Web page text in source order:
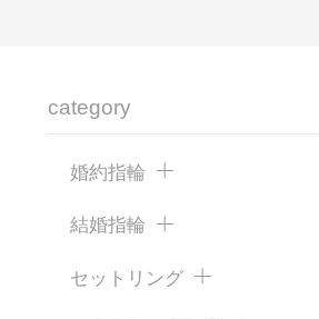
category
婚約指輪
結婚指輪
セットリング